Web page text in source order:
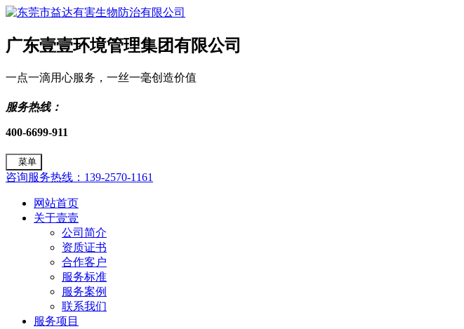
广东壹壹环境管理集团有限公司
一点一滴用心服务，一丝一毫创造价值
服务热线：
400-6699-911
菜单
咨询服务热线：139-2570-1161
网站首页
关于壹壹
公司简介
资质证书
合作客户
服务标准
服务案例
联系我们
服务项目